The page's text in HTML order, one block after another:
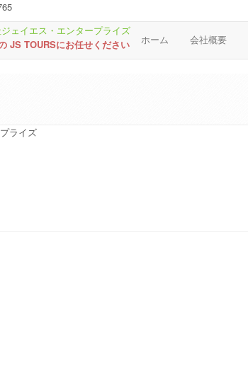
JS TOURSにお任せください ホーム 会社概要
ライズ